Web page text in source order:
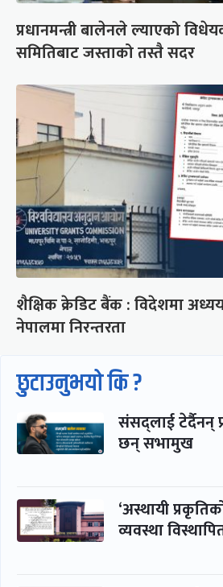
प्रधानमन्त्री बालेनले ल्याएको
समितिबाट जस्ताको तस्तै सदर
शैक्षिक क्रेडिट बैंक : विदेशमा
नेपालमा निरन्तरता
छुटाउनुभयो कि ?
संसद्लाई टेर्दैनन्
छन् सभामुख
‘अस्थायी
व्यवस्था